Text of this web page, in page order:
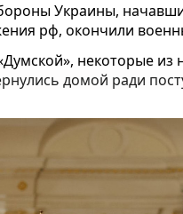
Украины,
рф, окончили
некоторые из
домой ради